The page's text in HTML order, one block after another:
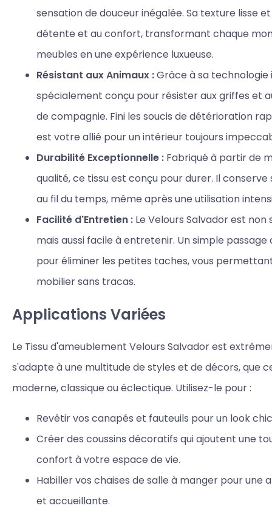
sensation de douceur inégalée. Sa texture lisse
détente et au confort, transformant chaque
meubles en une expérience luxueuse.
Résistant aux Animaux :Grâce à sa
spécialement conçu pour résister aux griffes et
de compagnie. Fini les soucis de détérioration
est votre allié pour un intérieur toujours
Durabilité Exceptionnelle : Fabriqué à partir de
qualité, ce tissu est conçu pour durer. Il
au fil du temps, même après une utilisation
Facilité d'Entretien : Le Velours Salvador est
mais aussi facile à entretenir. Un simple
pour éliminer les petites taches, vous
mobilier sans tracas.
Applications Variées
Le Tissu d'ameublement Velours Salvador est
s'adapte à une multitude de styles et de décors, que
moderne, classique ou éclectique. Utilisez-le pour :
Revêtir vos canapés et fauteuils pour un look
Créer des coussins décoratifs qui ajoutent une
confort à votre espace de vie.
Habiller vos chaises de salle à manger pour une
et accueillante.